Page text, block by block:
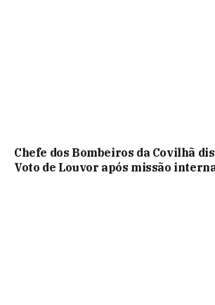
Chefe dos Bombeiros da Covilhã
Voto de Louvor após missão